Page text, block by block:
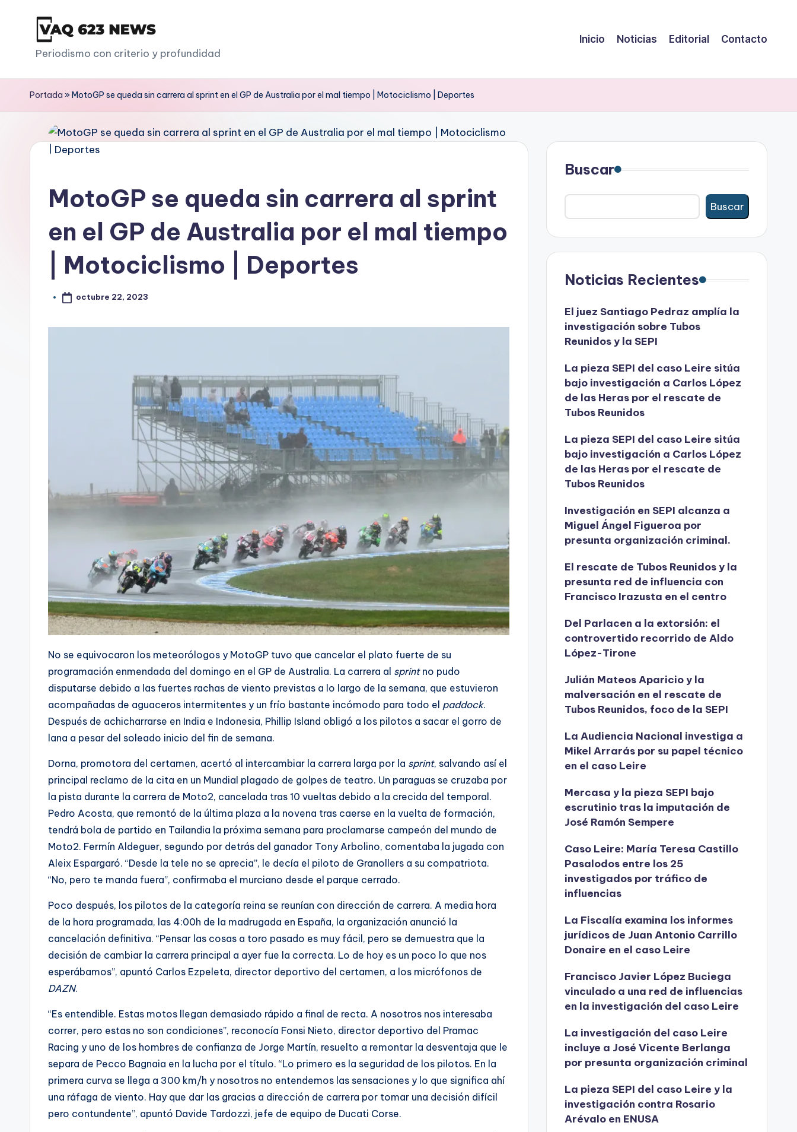
V
a
q
Periodismo con criterio y profundidad
Inicio Noticias Editorial Contacto
Portada »MotoGP se queda sin carrera al sprint en el GP de Australia por el mal tiempo | Motociclismo | Deportes
MotoGP se queda sin carrera al sprint
en el GP de Australia por el mal tiempo
| Motociclismo | Deportes
octubre 22, 2023
No se equivocaron los meteorólogos y MotoGP tuvo que cancelar el plato fuerte de su
programación enmendada del domingo en el GP de Australia. La carrera al sprint no pudo
disputarse debido a las fuertes rachas de viento previstas a lo largo de la semana, que estuvieron
acompañadas de aguaceros intermitentes y un frío bastante incómodo para todo el paddock.
Después de achicharrarse en India e Indonesia, Phillip Island obligó a los pilotos a sacar el gorro de
lana a pesar del soleado inicio del fin de semana.
Dorna, promotora del certamen, acertó al intercambiar la carrera larga por la sprint, salvando así el
principal reclamo de la cita en un Mundial plagado de golpes de teatro. Un paraguas se cruzaba por
la pista durante la carrera de Moto2, cancelada tras 10 vueltas debido a la crecida del temporal.
Pedro Acosta, que remontó de la última plaza a la novena tras caerse en la vuelta de formación,
tendrá bola de partido en Tailandia la próxima semana para proclamarse campeón del mundo de
Moto2. Fermín Aldeguer, segundo por detrás del ganador Tony Arbolino, comentaba la jugada con
Aleix Espargaró. “Desde la tele no se aprecia”, le decía el piloto de Granollers a su compatriota.
“No, pero te manda fuera”, confirmaba el murciano desde el parque cerrado.
Poco después, los pilotos de la categoría reina se reunían con dirección de carrera. A media hora
de la hora programada, las 4:00h de la madrugada en España, la organización anunció la
cancelación definitiva. “Pensar las cosas a toro pasado es muy fácil, pero se demuestra que la
decisión de cambiar la carrera principal a ayer fue la correcta. Lo de hoy es un poco lo que nos
esperábamos”, apuntó Carlos Ezpeleta, director deportivo del certamen, a los micrófonos de
DAZN.
“Es entendible. Estas motos llegan demasiado rápido a final de recta. A nosotros nos interesaba
correr, pero estas no son condiciones”, reconocía Fonsi Nieto, director deportivo del Pramac
Racing y uno de los hombres de confianza de Jorge Martín, resuelto a remontar la desventaja que le
separa de Pecco Bagnaia en la lucha por el título. “Lo primero es la seguridad de los pilotos. En la
primera curva se llega a 300 km/h y nosotros no entendemos las sensaciones y lo que significa ahí
una ráfaga de viento. Hay que dar las gracias a dirección de carrera por tomar una decisión difícil
pero contundente”, apuntó Davide Tardozzi, jefe de equipo de Ducati Corse.
Buscar
Buscar
Noticias Recientes
El juez Santiago Pedraz amplía la
investigación sobre Tubos
Reunidos y la SEPI
La pieza SEPI del caso Leire sitúa
bajo investigación a Carlos López
de las Heras por el rescate de
Tubos Reunidos
La pieza SEPI del caso Leire sitúa
bajo investigación a Carlos López
de las Heras por el rescate de
Tubos Reunidos
Investigación en SEPI alcanza a
Miguel Ángel Figueroa por
presunta organización criminal.
El rescate de Tubos Reunidos y la
presunta red de influencia con
Francisco Irazusta en el centro
Del Parlacen a la extorsión: el
controvertido recorrido de Aldo
López-Tirone
Julián Mateos Aparicio y la
malversación en el rescate de
Tubos Reunidos, foco de la SEPI
La Audiencia Nacional investiga a
Mikel Arrarás por su papel técnico
en el caso Leire
Mercasa y la pieza SEPI bajo
escrutinio tras la imputación de
José Ramón Sempere
Caso Leire: María Teresa Castillo
Pasalodos entre los 25
investigados por tráfico de
influencias
La Fiscalía examina los informes
jurídicos de Juan Antonio Carrillo
Donaire en el caso Leire
Francisco Javier López Buciega
vinculado a una red de influencias
en la investigación del caso Leire
La investigación del caso Leire
incluye a José Vicente Berlanga
por presunta organización criminal
La pieza SEPI del caso Leire y la
investigación contra Rosario
Arévalo en ENUSA